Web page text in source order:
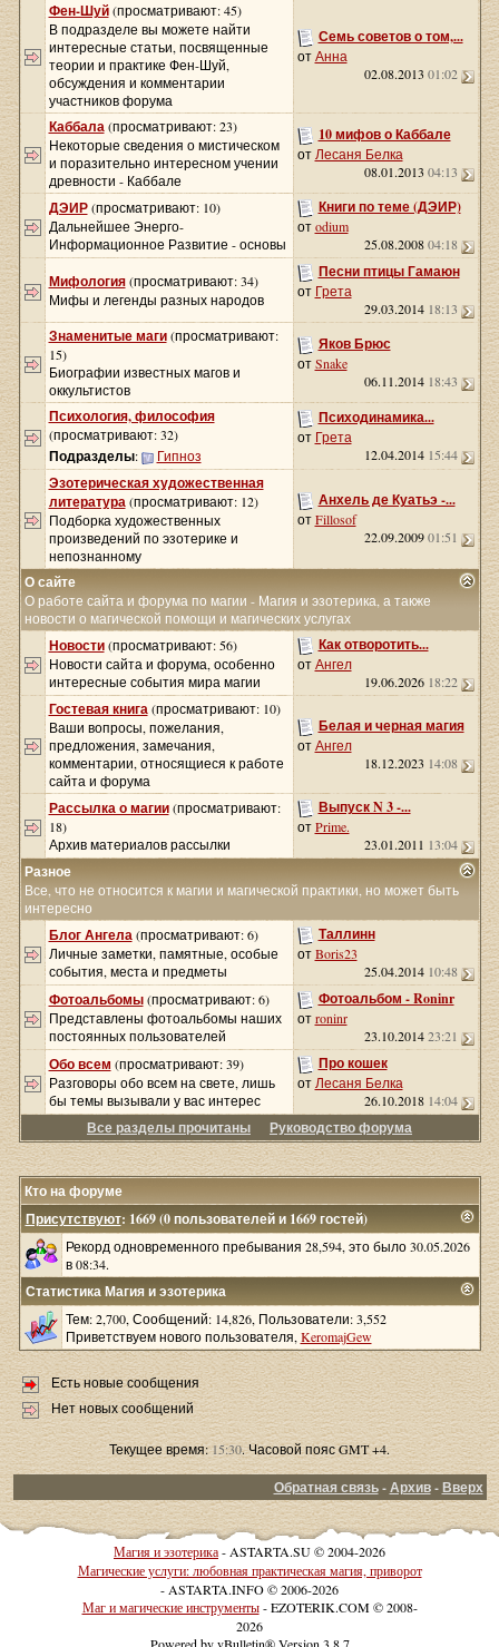
Фен-Шуй (просматривают: 45)
В подразделе вы можете найти
интересные статьи, посвященные
теории и практике Фен-Шуй,
обсуждения и комментарии
участников форума
Семь советов о том,...
отАнна
02.08.2013 01:02
Каббала (просматривают: 23)
Некоторые сведения о мистическом
и поразительно интересном учении
древности - Каббале
10 мифов о Каббале
отЛесаня Белка
08.01.2013 04:13
ДЭИР (просматривают: 10)
Дальнейшее Энерго-
Информационное Развитие - основы
Книги по теме (ДЭИР)
отodium
25.08.200804:18
Мифология (просматривают: 34)
Мифы и легенды разных народов
Песни птицы Гамаюн
от Грета
29.03.2014 18:13
Знаменитые маги (просматривают:
15)
Биографии известных магов и
оккультистов
Яков Брюс
отSnake
06.11.2014 18:43
Психология, философия
(просматривают: 32)
Подразделы: Гипноз
Психодинамика...
от Грета
12.04.2014 15:44
Эзотерическая художественная
литература (просматривают: 12)
Подборка художественных
произведений по эзотерике и
непознанному
Анхель де Куатьэ -...
отFillosof
22.09.200901:51
О сайте
О работе сайта и форума по магии - Магия и эзотерика, а также
новости о магической помощи и магических услугах
Новости (просматривают: 56)
Новости сайта и форума, особенно
интересные события мира магии
Как отворотить...
отАнгел
19.06.2026 18:22
Гостевая книга (просматривают: 10)
Ваши вопросы, пожелания,
предложения, замечания,
комментарии, относящиеся к работе
сайта и форума
Белая и черная магия
отАнгел
18.12.2023 14:08
Рассылка о магии (просматривают:
18)
Архив материалов рассылки
Выпуск N 3 -...
отPrime.
23.01.2011 13:04
Разное
Все, что не относится к магии и магической практики, но может быть
интересно
Блог Ангела (просматривают: 6)
Личные заметки, памятные, особые
события, места и предметы
Таллинн
отBoris23
25.04.2014 10:48
Фотоальбомы (просматривают: 6)
Представлены фотоальбомы наших
постоянных пользователей
Фотоальбом - Roninr
отroninr
23.10.201423:21
Обо всем (просматривают: 39)
Разговоры обо всем на свете, лишь
бы темы вызывали у вас интерес
Про кошек
отЛесаня Белка
26.10.2018 14:04
Все разделы прочитаны Руководство форума
Кто на форуме
Присутствуют: 1669 (0 пользователей и 1669 гостей)
Рекорд одновременного пребывания 28,594, это было 30.05.2026
в 08:34.
Статистика Магия и эзотерика
Тем: 2,700, Сообщений: 14,826, Пользователи: 3,552
Приветствуем нового пользователя, KeromajGew
Есть новые сообщения
Нет новых сообщений
Текущее время:15:30. Часовой пояс GMT +4.
Обратная связь-Архив-Вверх
Магия и эзотерика- ASTARTA.SU © 2004-2026
Магические услуги: любовная практическая магия, приворот
- ASTARTA.INFO © 2006-2026
Маг и магические инструменты- EZOTERIK.COM © 2008-
2026